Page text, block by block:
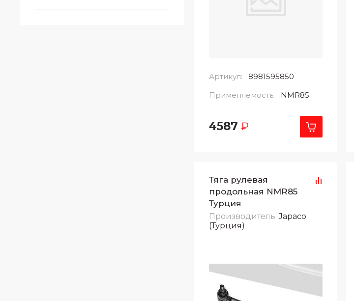
Артикул:
8981595850
Применяемость:
NMR85
4587 ₽
Тяга рулевая
продольная NMR85
Турция
Производитель:Japaco
(Турция)